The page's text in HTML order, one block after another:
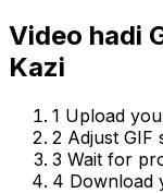
Video hadi
Kazi
1 Upload
2 Adjust GIF
3 Wait for
4 Download